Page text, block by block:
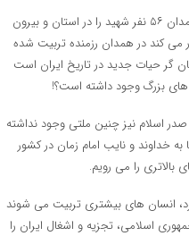
فرمانده اسبق سپاه پاسداران با بیان اینکه در همین حادثه جنگ ۱۲ روزه استان همدان ۵۶ نفر شهید را در استان و بیرون
می کند در همدان رزمنده تربیت شده
گر حیات جدید در تاریخ ایران است
های بزرگ وجود داشته است؟!
اسلام نیز چنین ملتی وجود نداشته
و جنگ ۱۲ روزه احیا شد. هرگاه ما به خداوند و نایب امام زمان در کشور
را می رویم.
انسان های بیشتری تربیت می شوند
اسلامی، تجزیه و اشغال ایران را